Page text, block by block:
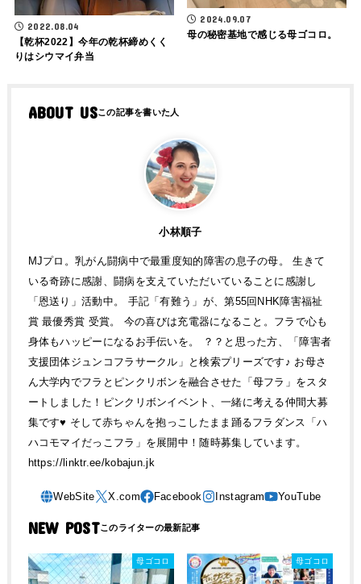
2022.08.04
【乾杯2022】今年の乾杯締めくく
りはシウマイ弁当
2024.09.07
母の秘密基地で感じる母ゴコロ。
ABOUT US
小林順子
MJプロ。乳がん闘病中で最重度知的障害の息子の母。 生きて
いる奇跡に感謝、闘病を支えていただいていることに感謝し
「恩送り」活動中。 手記「有難う」が、第55回NHK障害福祉
賞 最優秀賞 受賞。 今の喜びは充電器になること。フラで心も
身体もハッピーになるお手伝いを。 ？？と思った方、「障害者
支援団体ジュンコフラサークル」と検索プリーズです♪ お母さ
ん大学内でフラとピンクリボンを融合させた「母フラ」をスタ
ートしました！ピンクリボンイベント、一緒に考える仲間大募
集です♥ そして赤ちゃんを抱っこしたまま踊るフラダンス「ハ
ハコモマイだっこフラ」を展開中！随時募集しています。
https://linktr.ee/kobajun.jk
NEW POST
母ゴコロ 母ゴコロ